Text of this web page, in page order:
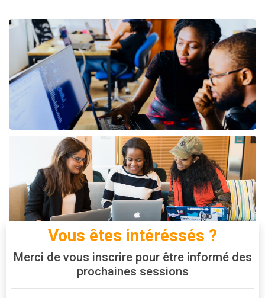
Vous êtes intéréssés ?
Merci de vous inscrire pour être informé des
prochaines sessions